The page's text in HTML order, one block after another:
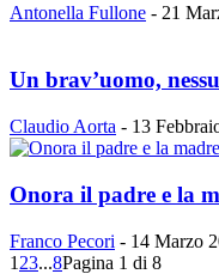
Antonella Fullone - 21
Un brav’uomo,
Claudio Aorta - 13
Onora il padre e la
Franco Pecori - 14 Marzo
1 23...8Pagina 1 di 8